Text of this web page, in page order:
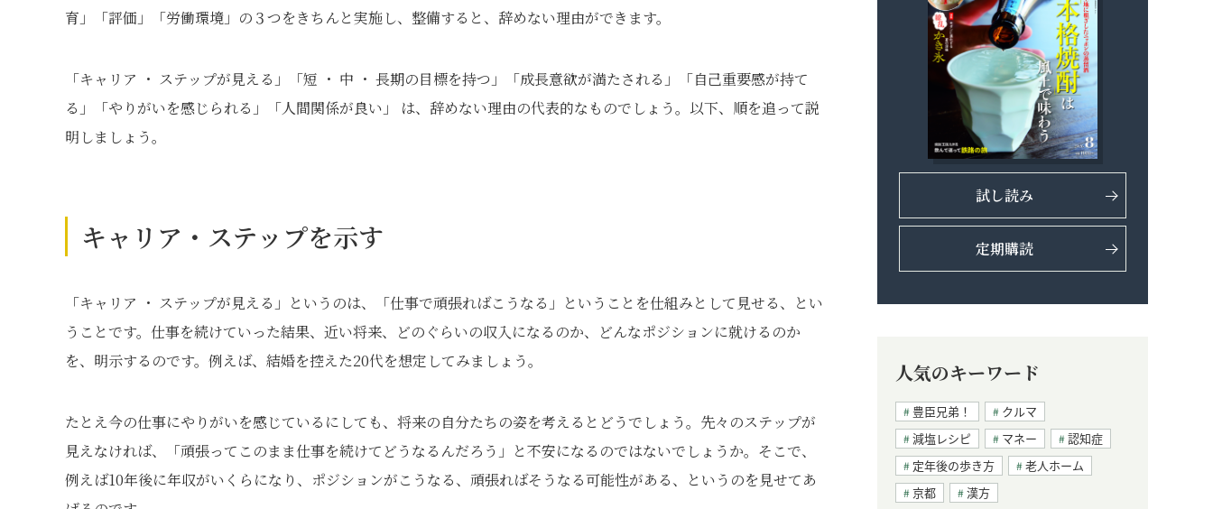
育」「評価」「労働環境」の３つをきちんと実施し、整備すると、辞めない理由ができます。
「キャリア ・ ステップが見える」「短 ・ 中 ・ 長期の目標を持つ」「成長意欲が満たされる」「自己重要感が持て
る」「やりがいを感じられる」「人間関係が良い」 は、辞めない理由の代表的なものでしょう。以下、順を追って説
明しましょう。
キャリア・ステップを示す
「キャリア ・ ステップが見える」というのは、「仕事で頑張ればこうなる」ということを仕組みとして見せる、とい
うことです。仕事を続けていった結果、近い将来、どのぐらいの収入になるのか、どんなポジションに就けるのか
を、明示するのです。例えば、結婚を控えた20代を想定してみましょう。
たとえ今の仕事にやりがいを感じているにしても、将来の自分たちの姿を考えるとどうでしょう。先々のステップが
見えなければ、「頑張ってこのまま仕事を続けてどうなるんだろう」と不安になるのではないでしょうか。そこで、
例えば10年後に年収がいくらになり、ポジションがこうなる、頑張ればそうなる可能性がある、というのを見せてあ
試し読み
定期購読
人気のキーワード
豊臣兄弟！
クルマ
減塩レシピ
マネー
認知症
定年後の歩き方
老人ホーム
京都
漢方